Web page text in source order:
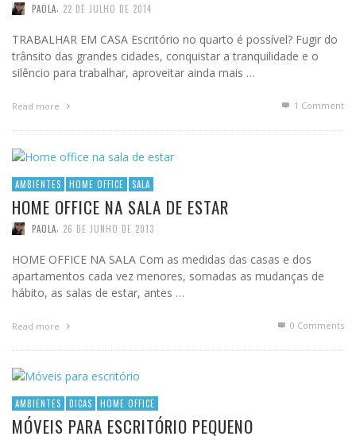
PAOLA 22 DE JULHO DE 2014
TRABALHAR EM CASA Escritório no quarto é possível? Fugir do
trânsito das grandes cidades, conquistar a tranquilidade e o
silêncio para trabalhar, aproveitar ainda mais …
Read more 1 Comment
AMBIENTES HOME OFFICE SALA
HOME OFFICE NA SALA DE ESTAR
PAOLA 26 DE JUNHO DE 2013
HOME OFFICE NA SALA Com as medidas das casas e dos
apartamentos cada vez menores, somadas as mudanças de
hábito, as salas de estar, antes …
Read more 0 Comments
AMBIENTES DICAS HOME OFFICE
MÓVEIS PARA ESCRITÓRIO PEQUENO